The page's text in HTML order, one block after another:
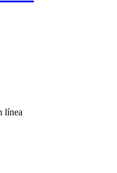
línea